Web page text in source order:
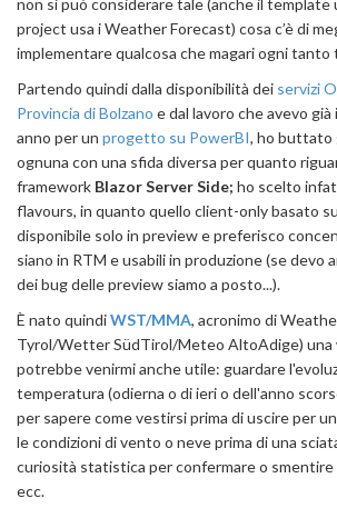
project usa i Weather Forecast) cosa c’è di
implementare qualcosa che magari ogni tanto
Partendo quindi dalla disponibilità dei servizi
Provincia di Bolzano e dal lavoro che avevo
anno per un progetto su PowerBI, ho buttato
ognuna con una sfida diversa per quanto
framework Blazor Server Side; ho scelto
flavours, in quanto quello client-only basato
disponibile solo in preview e preferisco
siano in RTM e usabili in produzione (se devo
dei bug delle preview siamo a posto...).
È nato quindiWST/MMA, acronimo di
Tyrol/Wetter SüdTirol/Meteo AltoAdige) una
potrebbe venirmi anche utile: guardare
temperatura (odierna o di ieri o dell'anno
per sapere come vestirsi prima di uscire per
le condizioni di vento o neve prima di una
curiosità statistica per confermare o
ecc.